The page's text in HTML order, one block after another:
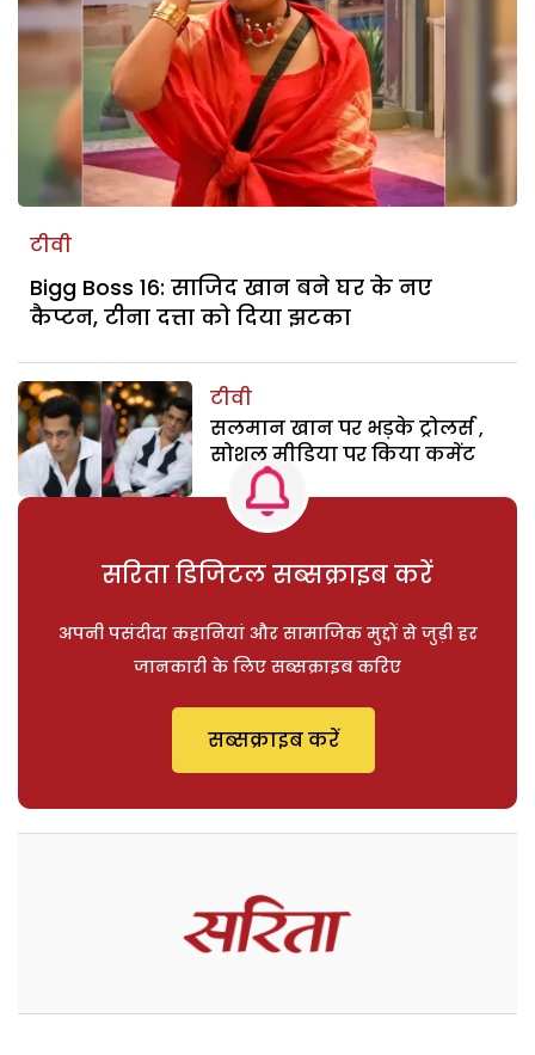
टीवी
Bigg Boss 16: साजिद खान बने घर के नए
कैप्टन, टीना दत्ता को दिया झटका
टीवी
सलमान खान पर भड़के ट्रोलर्स ,
सोशल मीडिया पर किया कमेंट
सरिता डिजिटल सब्सक्राइब करें
अपनी पसंदीदा कहानियां और सामाजिक मुद्दों से जुड़ी हर
जानकारी के लिए सब्सक्राइब करिए
सब्सक्राइब करें